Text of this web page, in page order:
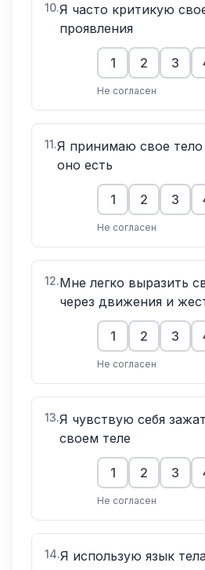
10.Я часто критикую
проявления
1 2 3
Не согласен
11.Я принимаю свое тело
оно есть
1 2 3
Не согласен
12.Мне легко выразить
через движения и
1 2 3
Не согласен
13.Я чувствую себя
своем теле
1 2 3
Не согласен
14.Я использую язык